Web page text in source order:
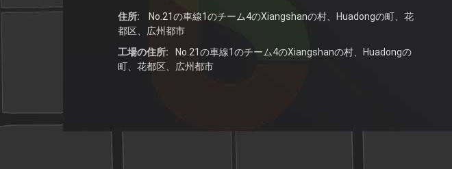
住所:
No.21の車線1のチーム4のXiangshanの村、Huadongの町、花
都区、広州都市
工場の住所:
No.21の車線1のチーム4のXiangshanの村、Huadongの
町、花都区、広州都市